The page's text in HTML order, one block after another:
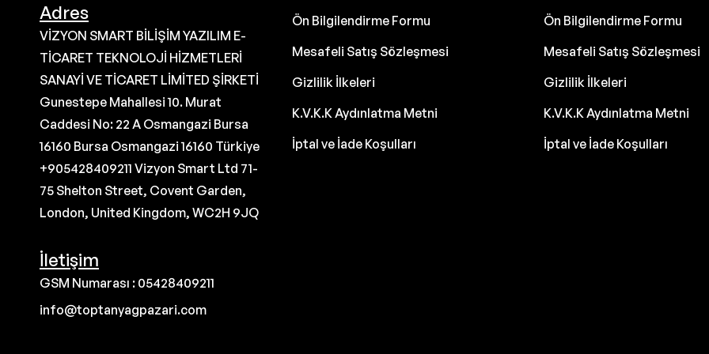
Adres
VİZYON SMART BİLİŞİM YAZILIM E-
TİCARET TEKNOLOJİ HİZMETLERİ
SANAYİ VE TİCARET LİMİTED ŞİRKETİ
Gunestepe Mahallesi 10. Murat
Caddesi No: 22 A Osmangazi Bursa
16160 Bursa Osmangazi 16160 Türkiye
+905428409211 Vizyon Smart Ltd 71-
75 Shelton Street, Covent Garden,
London, United Kingdom, WC2H 9JQ
İletişim
GSM Numarası : 05428409211
info@toptanyagpazari.com
Ön Bilgilendirme Formu
Mesafeli Satış Sözleşmesi
Gizlilik İlkeleri
K.V.K.K Aydınlatma Metni
İptal ve İade Koşulları
Ön Bilgilendirme Formu
Mesafeli Satış Sözleşmesi
Gizlilik İlkeleri
K.V.K.K Aydınlatma Metni
İptal ve İade Koşulları